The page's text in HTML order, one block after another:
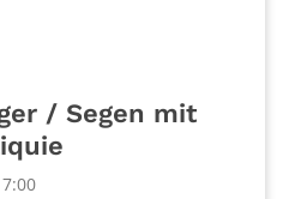
/ Segen mit